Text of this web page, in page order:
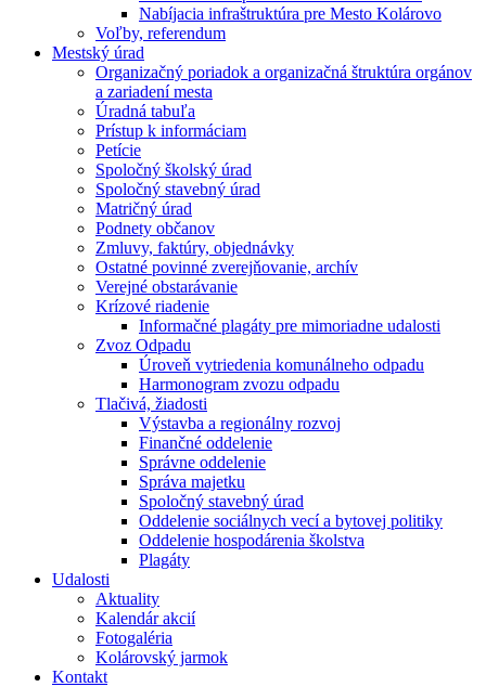
Nabíjacia infraštruktúra pre Mesto Kolárovo
Voľby, referendum
Mestský úrad
Organizačný poriadok a organizačná štruktúra orgánov
a zariadení mesta
Úradná tabuľa
Prístup k informáciam
Petície
Spoločný školský úrad
Spoločný stavebný úrad
Matričný úrad
Podnety občanov
Zmluvy, faktúry, objednávky
Ostatné povinné zverejňovanie, archív
Verejné obstarávanie
Krízové riadenie
Informačné plagáty pre mimoriadne udalosti
Zvoz Odpadu
Úroveň vytriedenia komunálneho odpadu
Harmonogram zvozu odpadu
Tlačivá, žiadosti
Výstavba a regionálny rozvoj
Finančné oddelenie
Správne oddelenie
Správa majetku
Spoločný stavebný úrad
Oddelenie sociálnych vecí a bytovej politiky
Oddelenie hospodárenia školstva
Plagáty
Udalosti
Aktuality
Kalendár akcií
Fotogaléria
Kolárovský jarmok
Kontakt